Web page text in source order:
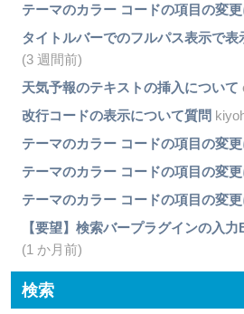
テーマのカラー コードの項目の変
タイトルバーでのフルパス表示で
(3 週間前)
天気予報のテキストの挿入について
改行コードの表示について質問
テーマのカラー コードの項目の変
テーマのカラー コードの項目の変
テーマのカラー コードの項目の変
【要望】検索バープラグインの入
(1 か月前)
検索